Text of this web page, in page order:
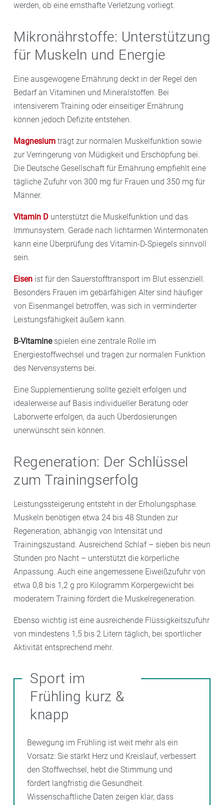
werden, ob eine ernsthafte Verletzung vorliegt.
Mikronährstoffe: Unterstützung
für Muskeln und Energie
Eine ausgewogene Ernährung deckt in der Regel den
Bedarf an Vitaminen und Mineralstoffen. Bei
intensiverem Training oder einseitiger Ernährung
können jedoch Defizite entstehen.
Magnesium trägt zur normalen Muskelfunktion sowie
zur Verringerung von Müdigkeit und Erschöpfung bei.
Die Deutsche Gesellschaft für Ernährung empfiehlt eine
tägliche Zufuhr von 300 mg für Frauen und 350 mg für
Männer.
Vitamin D unterstützt die Muskelfunktion und das
Immunsystem. Gerade nach lichtarmen Wintermonaten
kann eine Überprüfung des Vitamin-D-Spiegels sinnvoll
sein.
Eisen ist für den Sauerstofftransport im Blut essenziell.
Besonders Frauen im gebärfähigen Alter sind häufiger
von Eisenmangel betroffen, was sich in verminderter
Leistungsfähigkeit äußern kann.
B-Vitaminespielen eine zentrale Rolle im
Energiestoffwechsel und tragen zur normalen Funktion
des Nervensystems bei.
Eine Supplementierung sollte gezielt erfolgen und
idealerweise auf Basis individueller Beratung oder
Laborwerte erfolgen, da auch Überdosierungen
unerwünscht sein können.
Regeneration: Der Schlüssel
zum Trainingserfolg
Leistungssteigerung entsteht in der Erholungsphase.
Muskeln benötigen etwa 24 bis 48 Stunden zur
Regeneration, abhängig von Intensität und
Trainingszustand. Ausreichend Schlaf – sieben bis neun
Stunden pro Nacht – unterstützt die körperliche
Anpassung. Auch eine angemessene Eiweißzufuhr von
etwa 0,8 bis 1,2 g pro Kilogramm Körpergewicht bei
moderatem Training fördert die Muskelregeneration.
Ebenso wichtig ist eine ausreichende Flüssigkeitszufuhr
von mindestens 1,5 bis 2 Litern täglich, bei sportlicher
Aktivität entsprechend mehr.
Sport im
Frühling kurz &
knapp
Bewegung im Frühling ist weit mehr als ein
Vorsatz: Sie stärkt Herz und Kreislauf, verbessert
den Stoffwechsel, hebt die Stimmung und
fördert langfristig die Gesundheit.
Wissenschaftliche Daten zeigen klar, dass